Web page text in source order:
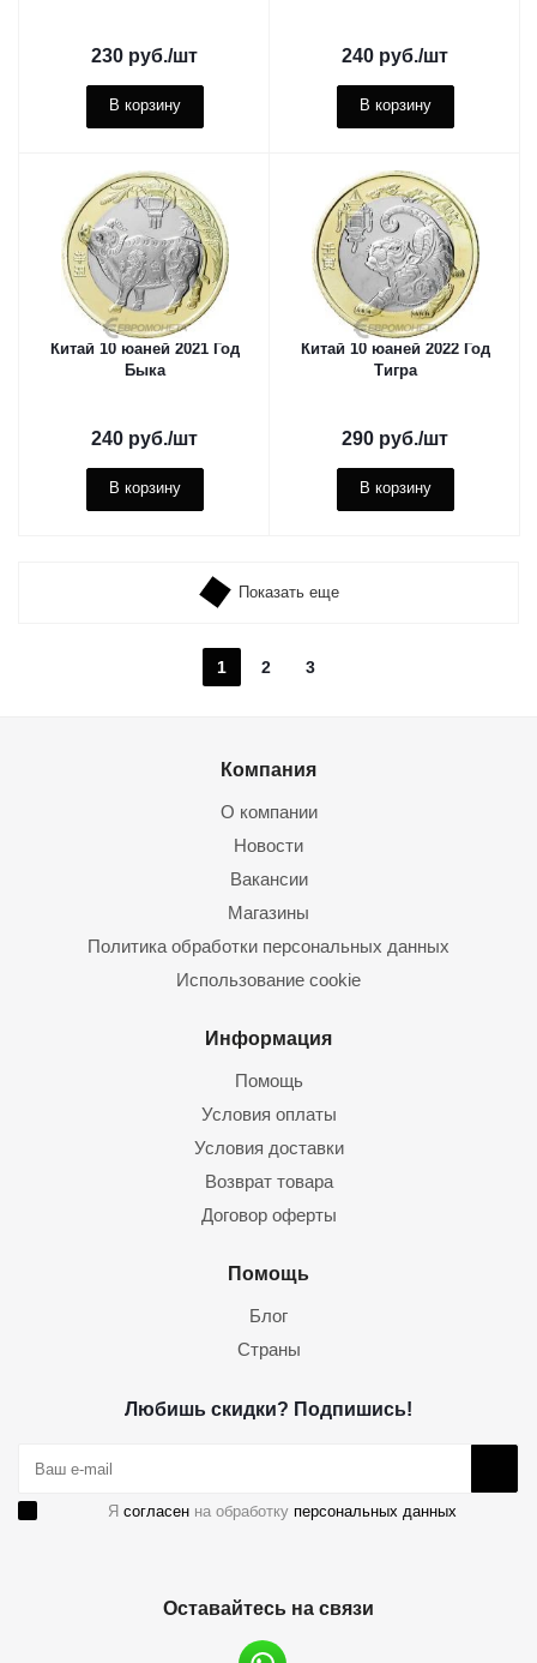
230 руб./шт
В корзину
240 руб./шт
В корзину
Китай 10 юаней 2021 Год
Быка
240 руб./шт
В корзину
Китай 10 юаней 2022 Год
Тигра
290 руб./шт
В корзину
Показать еще
1 2 3
Компания
О компании
Новости
Вакансии
Магазины
Политика обработки персональных данных
Использование cookie
Информация
Помощь
Условия оплаты
Условия доставки
Возврат товара
Договор оферты
Помощь
Блог
Страны
Любишь скидки? Подпишись!
Я согласен на обработку персональных данных
Оставайтесь на связи